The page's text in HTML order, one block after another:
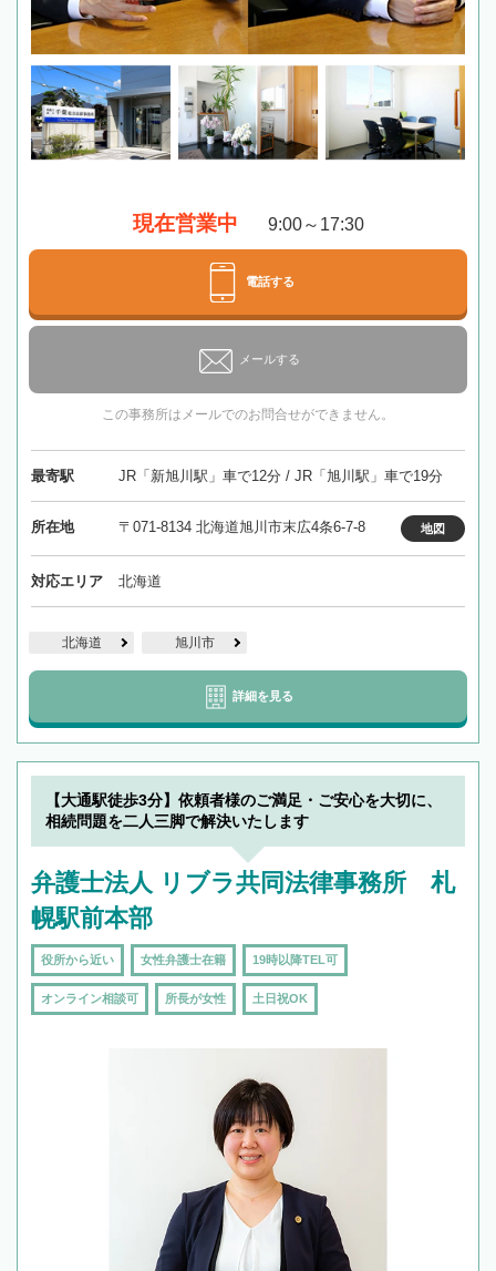
現在営業中 9:00～17:30
電話する
メールする
この事務所はメールでのお問合せができません。
最寄駅 JR「新旭川駅」車で12分 / JR「旭川駅」車で19分
所在地 〒071-8134 北海道旭川市末広4条6-7-8 地図
対応エリア 北海道
北海道 旭川市
詳細を見る
【大通駅徒歩3分】依頼者様のご満足・ご安心を大切に、
相続問題を二人三脚で解決いたします
弁護士法人 リブラ共同法律事務所 札
幌駅前本部
役所から近い 女性弁護士在籍 19時以降TEL可
オンライン相談可 所長が女性 土日祝OK